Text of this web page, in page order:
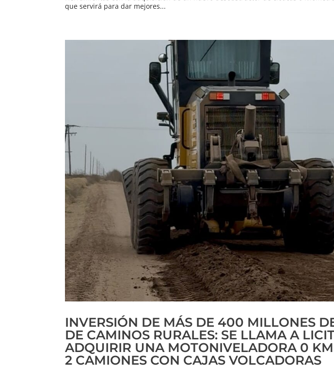
que servirá para dar mejores...
INVERSIÓN DE MÁS DE 400 MILLONES
DE CAMINOS RURALES: SE LLAMA A
ADQUIRIR UNA MOTONIVELADORA 0
2 CAMIONES CON CAJAS VOLCADORAS